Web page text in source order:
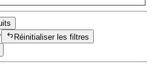
Réinitialiser les filtres